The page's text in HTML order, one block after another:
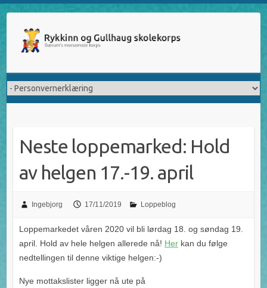
content
Neste loppemarked: Hold
av helgen 17.-19. april
Ingebjorg 17/11/2019 Loppeblog
Loppemarkedet våren 2020 vil bli lørdag 18. og søndag 19.
april. Hold av hele helgen allerede nå! Herkan du følge
nedtellingen til denne viktige helgen:-)
Nye mottakslister ligger nå ute på